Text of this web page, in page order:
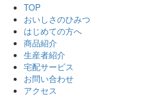
TOP
おいしさのひみつ
はじめての方へ
商品紹介
生産者紹介
宅配サービス
お問い合わせ
アクセス